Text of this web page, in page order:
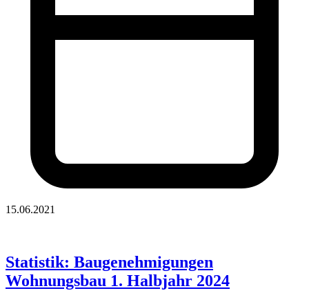
15.06.2021
Statistik: Baugenehmigungen
Wohnungsbau 1. Halbjahr 2024